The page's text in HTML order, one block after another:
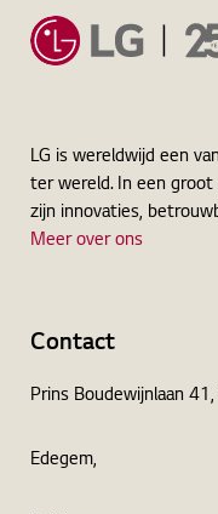
LG is wereldwijd een
ter wereld. In een groot
zijn innovaties,
Meer over ons
Contact
Prins Boudewijnlaan
Edegem,